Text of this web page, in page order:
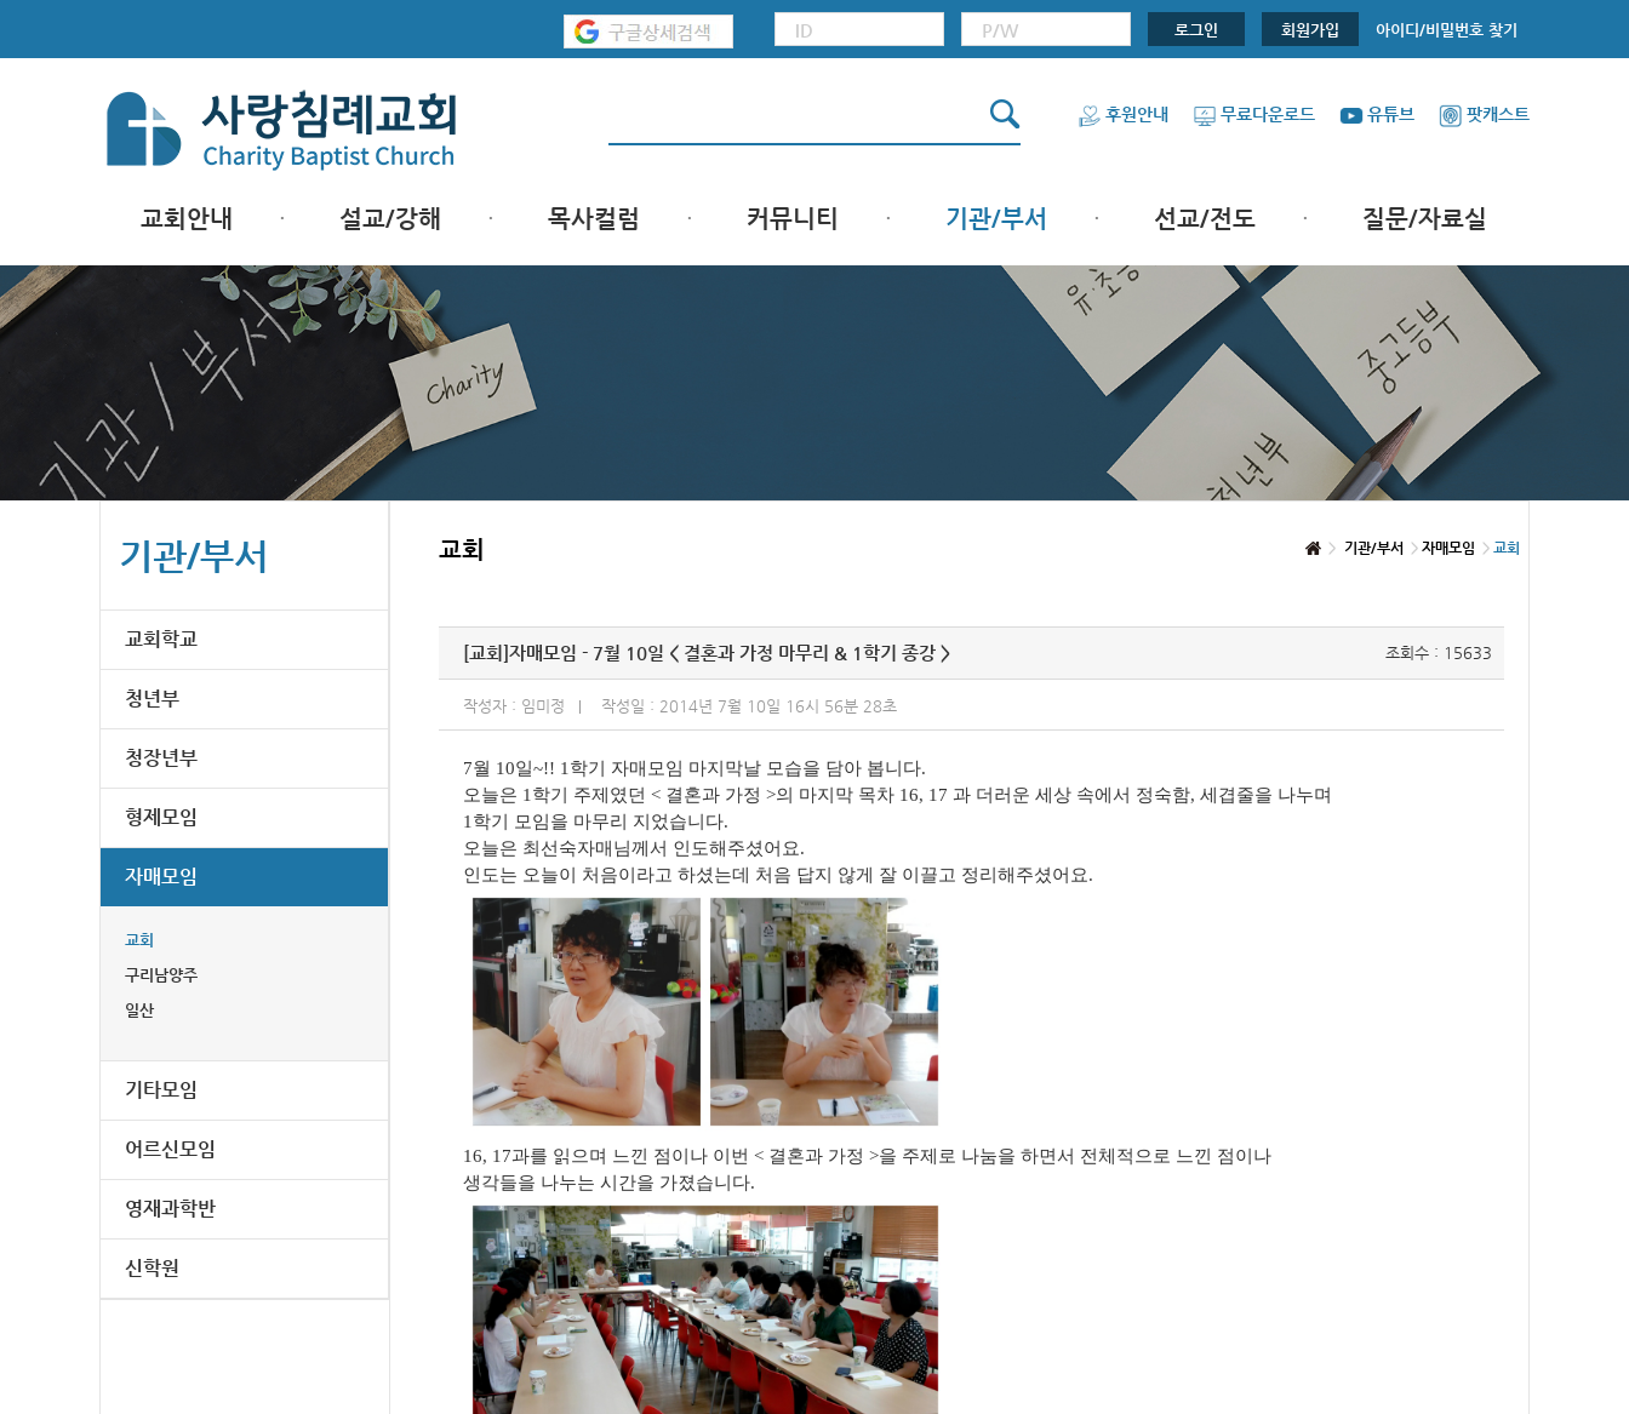
로그인 회원가입 아이디/비밀번호 찾기
후원안내 무료다운로드 유튜브 팟캐스트
교회안내 설교/강해 목사컬럼 커뮤니티 기관/부서 선교/전도 질문/자료실
기관/부서
교회학교
청년부
청장년부
형제모임
자매모임
교회
구리남양주
일산
기타모임
어르신모임
영재과학반
신학원
교회 기관/부서 자매모임 교회
[교회]자매모임 - 7월 10일 < 결혼과 가정 마무리 & 1학기 종강 > 조회수 : 15633
작성자 : 임미정 작성일 : 2014년 7월 10일 16시 56분 28초
7월 10일~!! 1학기 자매모임 마지막날 모습을 담아 봅니다.
오늘은 1학기 주제였던 < 결혼과 가정 >의 마지막 목차 16, 17 과 더러운 세상 속에서 정숙함, 세겹줄을 나누며
1학기 모임을 마무리 지었습니다.
오늘은 최선숙자매님께서 인도해주셨어요.
인도는 오늘이 처음이라고 하셨는데 처음 답지 않게 잘 이끌고 정리해주셨어요.
16, 17과를 읽으며 느낀 점이나 이번 < 결혼과 가정 >을 주제로 나눔을 하면서 전체적으로 느낀 점이나
생각들을 나누는 시간을 가졌습니다.